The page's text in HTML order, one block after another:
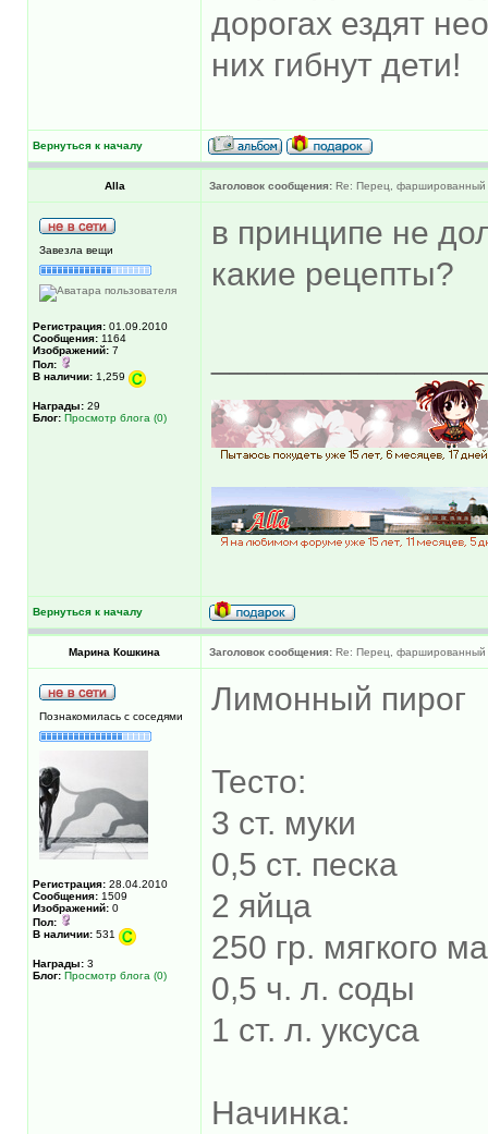
дорогах ездят
них гибнут дети!
Вернуться к началу
Alla Заголовок сообщения: Re: Перец,
Завезла вещи
Регистрация: 01.09.2010
Сообщения: 1164
Изображений: 7
Пол:
В наличии: 1,259
Награды: 29
Блог: Просмотр блога (0)
в принципе не
какие рецепты?
Вернуться к началу
Марина Кошкина Заголовок сообщения: Re: Перец,
Познакомилась с соседями
Регистрация: 28.04.2010
Сообщения: 1509
Изображений: 0
Пол:
В наличии: 531
Награды: 3
Блог: Просмотр блога (0)
Лимонный пирог
Тесто:
3 ст. муки
0,5 ст. песка
2 яйца
250 гр. мягкого
0,5 ч. л. соды
1 ст. л. уксуса
Начинка: